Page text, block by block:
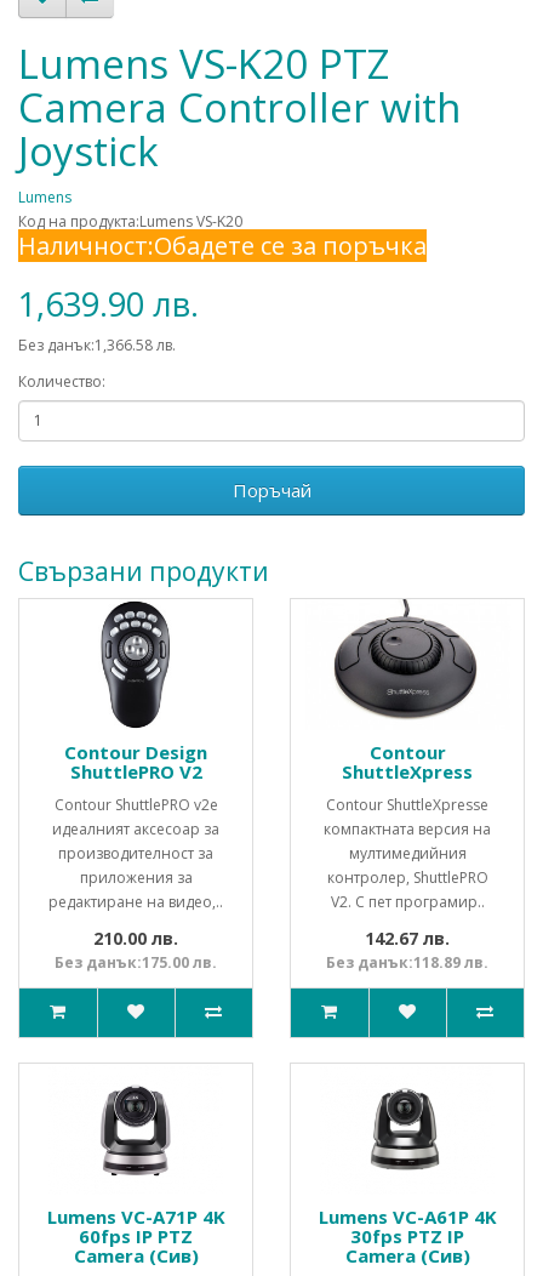
Lumens VS-K20 PTZ
Camera Controller with
Joystick
Lumens
Код на продукта:Lumens VS-K20
Наличност:Обадете се за поръчка
1,639.90 лв.
Без данък:1,366.58 лв.
Количество:
Поръчай
Свързани продукти
Contour Design
ShuttlePRO V2
Contour ShuttlePRO v2е
идеалният аксесоар за
производителност за
приложения за
редактиране на видео,..
210.00 лв.
Без данък:175.00 лв.
Contour
ShuttleXpress
Contour ShuttleXpressе
компактната версия на
мултимедийния
контролер, ShuttlePRO
V2. С пет програмир..
142.67 лв.
Без данък:118.89 лв.
Lumens VC-A71P 4K
60fps IP PTZ
Camera (Сив)
Lumens VC-A61P 4K
30fps PTZ IP
Camera (Сив)